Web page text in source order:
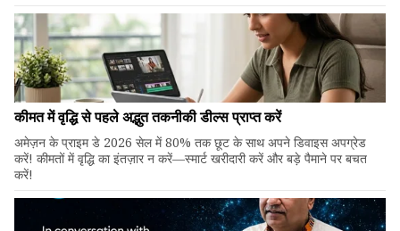
कीमत में वृद्धि से पहले अद्भुत तकनीकी डील्स प्राप्त करें
अमेज़न के प्राइम डे 2026 सेल में 80% तक छूट के साथ अपने डिवाइस अपग्रेड
करें! कीमतों में वृद्धि का इंतज़ार न करें—स्मार्ट खरीदारी करें और बड़े पैमाने पर बचत
करें!